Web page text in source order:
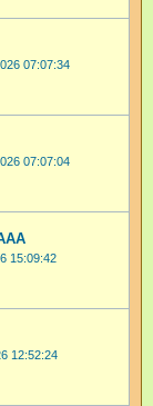
07:07:34
07:07:04
15:09:42
12:52:24